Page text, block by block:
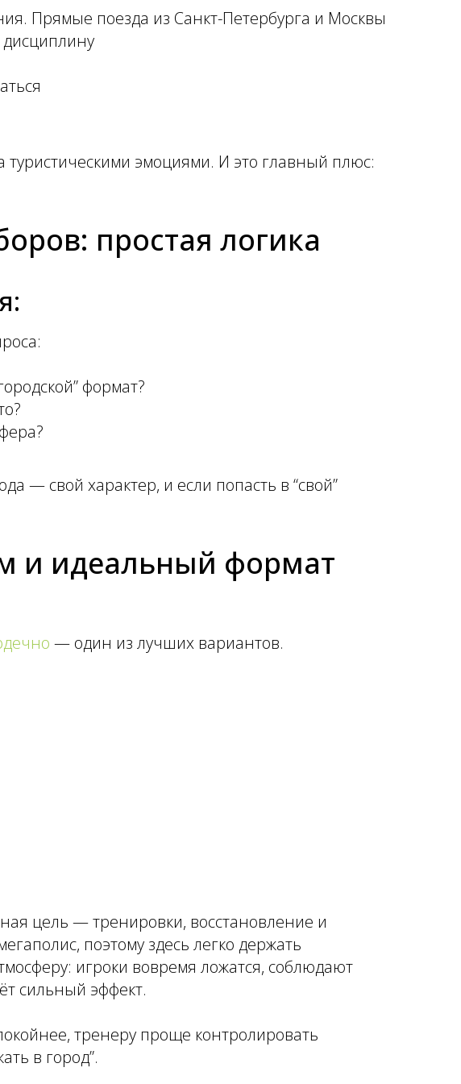
Прямые поезда из Санкт-Петербурга и Москвы
туристическими эмоциями. И это главный плюс:
простая логика
формат?
— свой характер, и если попасть в “свой”
и идеальный формат
— один из лучших вариантов.
цель — тренировки, восстановление и
поэтому здесь легко держать
игроки вовремя ложатся, соблюдают
сильный эффект.
тренеру проще контролировать
в город”.